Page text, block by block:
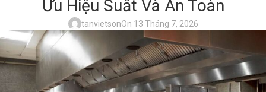
Ưu Hiệu Suất Và An Toàn
tanvietsonOn 13 Tháng 7, 2026